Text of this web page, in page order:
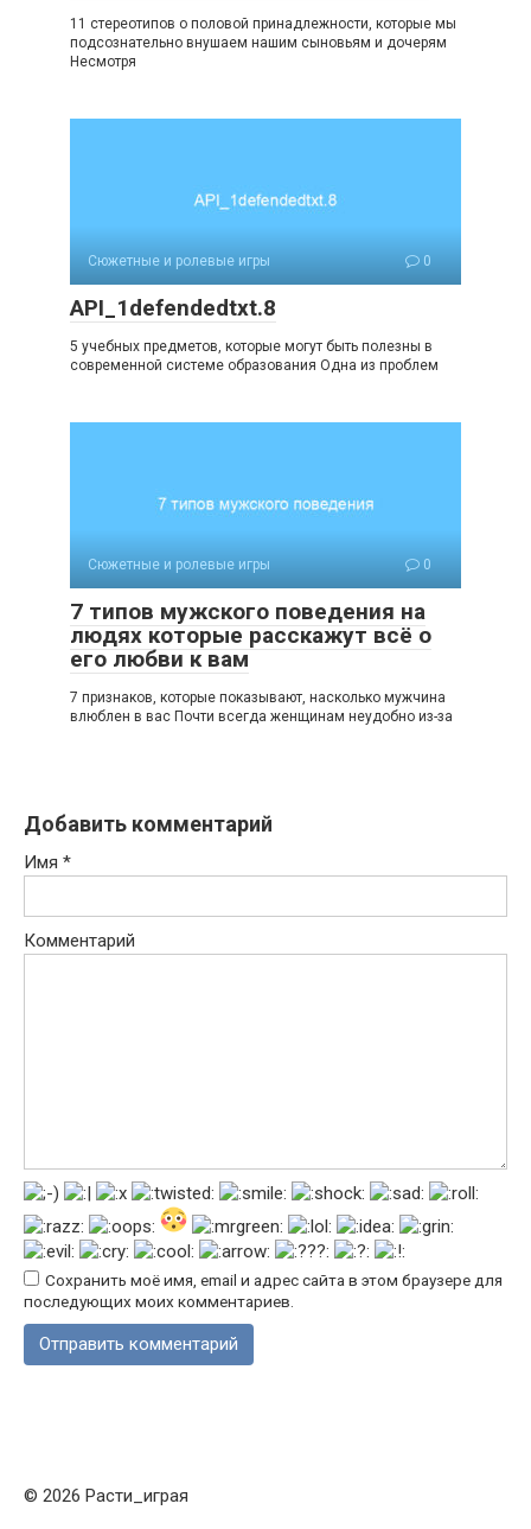
11 стереотипов о половой принадлежности, которые мы
подсознательно внушаем нашим сыновьям и дочерям
Несмотря
Сюжетные и ролевые игры 0
API_1defendedtxt.8
5 учебных предметов, которые могут быть полезны в
современной системе образования Одна из проблем
Сюжетные и ролевые игры 0
7 типов мужского поведения на
людях которые расскажут всё о
его любви к вам
7 признаков, которые показывают, насколько мужчина
влюблен в вас Почти всегда женщинам неудобно из-за
Добавить комментарий
Имя *
Комментарий
Сохранить моё имя, email и адрес сайта в этом браузере для
последующих моих комментариев.
© 2026 Расти_играя